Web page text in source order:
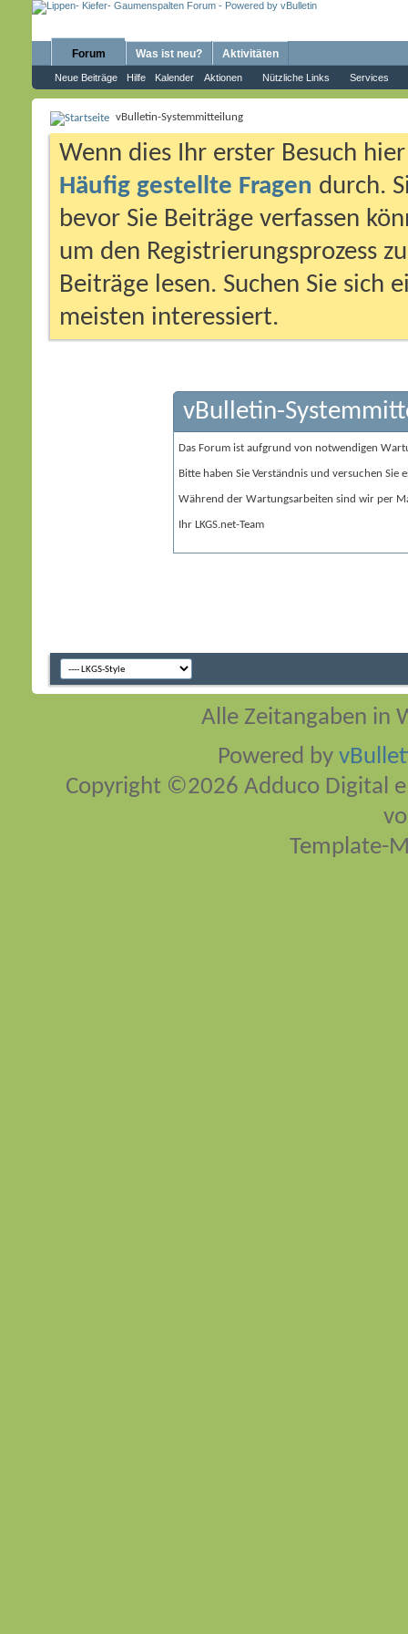
Forum
Neue Beiträge Hilfe Kalender Aktionen Nützliche Links Services
Was ist neu? Aktivitäten
vBulletin-Systemmitteilung
Wenn dies Ihr erster Besuch
Häufig gestellte Fragen durch.
bevor Sie Beiträge verfassen
um den Registrierungsprozess
Beiträge lesen. Suchen Sie sich
meisten interessiert.
vBulletin-
Das Forum ist aufgrund von notwendigen
Bitte haben Sie Verständnis und versuchen Sie
Während der Wartungsarbeiten sind wir per
Ihr LKGS.net-Team
Alle Zeitangaben in
Powered by
Copyright ©2026 Adduco Digital
Template-